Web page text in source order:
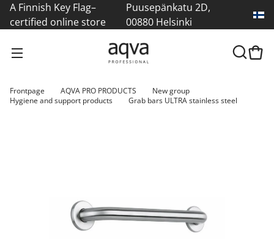
A Finnish Key Flag–
certified online store
Puusepänkatu 2D,
00880 Helsinki
Frontpage AQVA PRO PRODUCTS
New group
Hygiene and support products
Grab bars ULTRA stainless steel